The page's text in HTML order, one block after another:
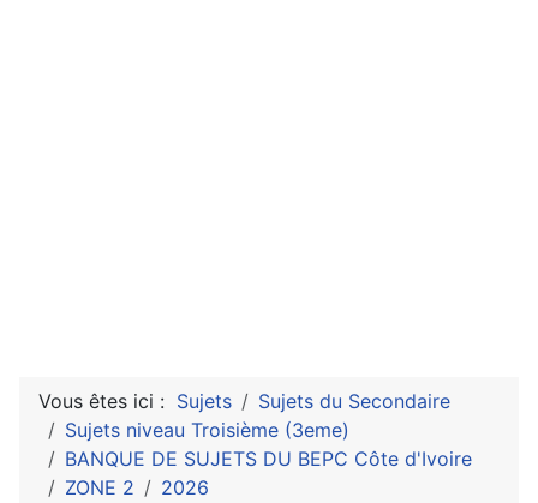
Vous êtes ici : Sujets
Sujets du Secondaire
Sujets niveau Troisième (3eme)
BANQUE DE SUJETS DU BEPC Côte d'Ivoire
ZONE 2
2026